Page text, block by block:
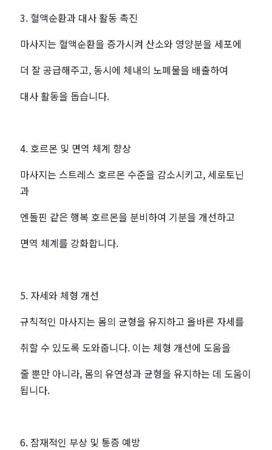
마
짱
3. 혈액순환과 대사 활동 촉진
마사지는 혈액순환을 증가시켜 산소와 영양분을 세포에
더 잘 공급해주고, 동시에 체내의 노폐물을 배출하여
대사 활동을 돕습니다.
4. 호르몬 및 면역 체계 향상
마사지는 스트레스 호르몬 수준을 감소시키고, 세로토닌
과
엔돌핀 같은 행복 호르몬을 분비하여 기분을 개선하고
면역 체계를 강화합니다.
5. 자세와 체형 개선
규칙적인 마사지는 몸의 균형을 유지하고 올바른 자세를
취할 수 있도록 도와줍니다. 이는 체형 개선에 도움을
줄 뿐만 아니라, 몸의 유연성과 균형을 유지하는 데 도움이
됩니다.
6. 잠재적인 부상 및 통증 예방